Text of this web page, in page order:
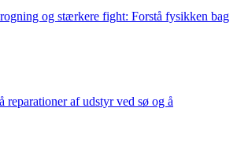
og stærkere fight: Forstå fysikken bag
reparationer af udstyr ved sø og å